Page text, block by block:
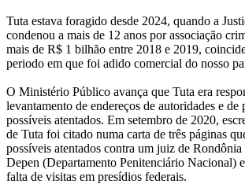
Tuta estava foragido desde 2024, quando a
condenou a mais de 12 anos por associação
mais de R$ 1 bilhão entre 2018 e 2019,
periodo em que foi adido comercial do nosso
O Ministério Público avança que Tuta era
levantamento de endereços de autoridades e
possíveis atentados. Em setembro de 2020,
de Tuta foi citado numa carta de três páginas
possíveis atentados contra um juiz de
Depen (Departamento Penitenciário Nacional)
falta de visitas em presídios federais.